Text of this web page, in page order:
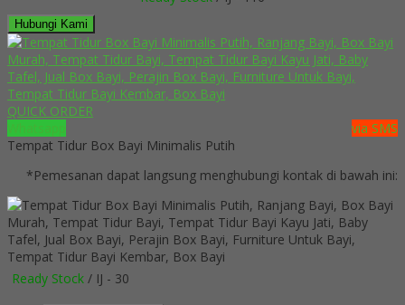
Hubungi Kami
QUICK ORDER
via SMS
Tempat Tidur Box Bayi Minimalis Putih
*Pemesanan dapat langsung menghubungi kontak di bawah ini:
Ready Stock / IJ - 30